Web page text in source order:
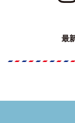
最